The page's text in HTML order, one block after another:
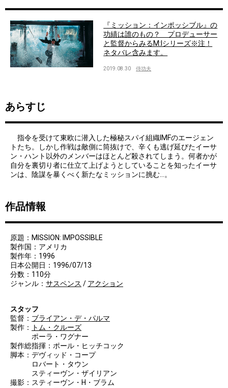
『ミッション：インポッシブル』の
功績は誰のもの？ プロデューサー
と監督からみるM:Iシリーズ※注！
ネタバレ含みます。
2019.08.30 侍功夫
あらすじ
指令を受けて東欧に潜入した極秘スパイ組織IMFのエージェン
トたち。しかし作戦は敵側に筒抜けで、辛くも逃げ延びたイーサ
ン・ハント以外のメンバーはほとんど殺されてしまう。何者かが
自分を裏切り者に仕立て上げようとしていることを知ったイーサ
ンは、陰謀を暴くべく新たなミッションに挑む…。
作品情報
原題：MISSION: IMPOSSIBLE
製作国：アメリカ
製作年：1996
日本公開日：1996/07/13
分数：110分
ジャンル： サスペンス / アクション
スタッフ
監督： ブライアン・デ・パルマ
製作：
トム・クルーズ
ポーラ・ワグナー
製作総指揮：ポール・ヒッチコック
脚本：デヴィッド・コープ
ロバート・タウン
スティーヴン・ザイリアン
撮影：スティーヴン・H・ブラム